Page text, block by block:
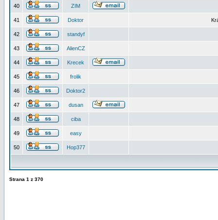
40 ZIM
41 Doktor
42 standyf
43 AlienCZ
44 Krecek
45 frolik
46 Doktor2
47 dusan
48 ciba
49 easy
50 Hop377
Strana 1 z 370